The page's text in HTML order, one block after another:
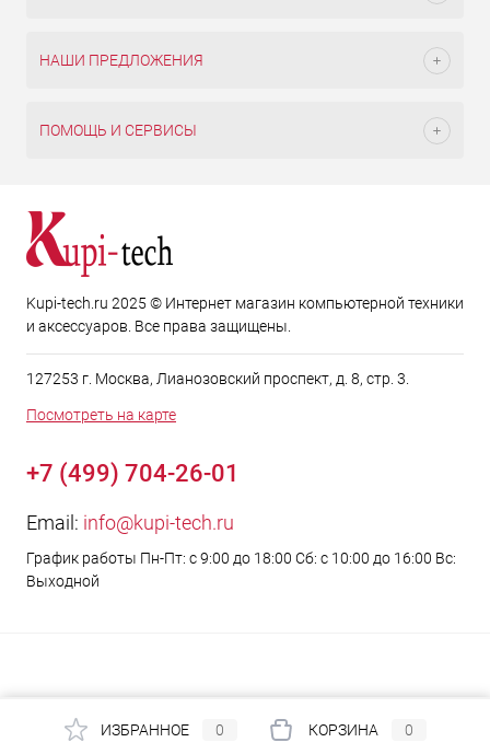
НАШИ ПРЕДЛОЖЕНИЯ
ПОМОЩЬ И СЕРВИСЫ
Kupi-tech.ru 2025 © Интернет магазин компьютерной техники
и аксессуаров. Все права защищены.
127253 г. Москва, Лианозовский проспект, д. 8, стр. 3.
Посмотреть на карте
+7 (499) 704-26-01
Email: info@kupi-tech.ru
График работы Пн-Пт: с 9:00 до 18:00 Сб: с 10:00 до 16:00 Вс:
Выходной
ИЗБРАННОЕ 0 КОРЗИНА 0